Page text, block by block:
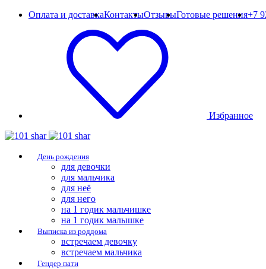
Оплата и доставкаКонтактыОтзывыГотовые решения+7
Избранное
День рождения
для девочки
для мальчика
для неё
для него
на 1 годик мальчишке
на 1 годик малышке
Выписка из роддома
встречаем девочку
встречаем мальчика
Гендер пати